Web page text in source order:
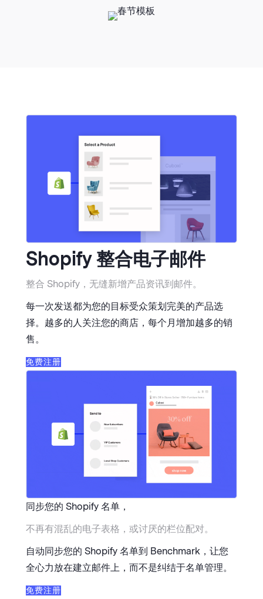
Shopify 整合电子邮件
整合 Shopify，无缝新增产品资讯到邮件。
每一次发送都为您的目标受众策划完美的产品选
择。越多的人关注您的商店，每个月增加越多的销
售。
免费注册
同步您的 Shopify 名单，
不再有混乱的电子表格，或讨厌的栏位配对。
自动同步您的 Shopify 名单到 Benchmark，让您
全心力放在建立邮件上，而不是纠结于名单管理。
免费注册